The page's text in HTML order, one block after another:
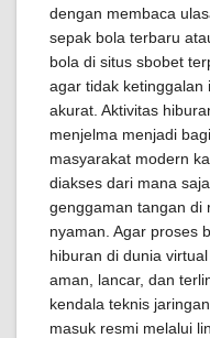
dengan membaca
sepak bola terbaru
bola di situs sbobet
agar tidak ketinggalan
akurat. Aktivitas
menjelma menjadi
masyarakat modern
diakses dari mana
genggaman tangan di
nyaman. Agar proses
hiburan di dunia
aman, lancar, dan
kendala teknis
masuk resmi melalui